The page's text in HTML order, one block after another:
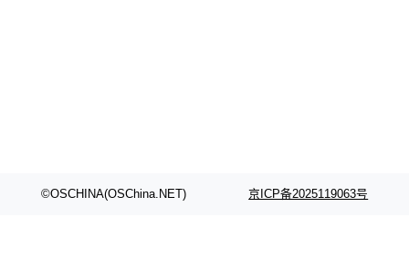
©OSCHINA(OSChina.NET) 京ICP备2025119063号